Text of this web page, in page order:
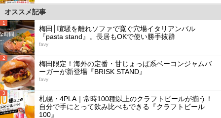
オススメ記事
1
梅田│喧騒を離れソファで寛ぐ穴場イタリアンバル
『pasta stand』。長居もOKで使い勝手抜群
favy
2
梅田限定！海外の定番・甘じょっぱ系ベーコンジャムバ
ーガーが新登場『BRISK STAND』
favy
3
札幌・4PLA｜常時100種以上のクラフトビールが揃う！
自分で手にとって飲み比べもできる『クラフトビール
100』